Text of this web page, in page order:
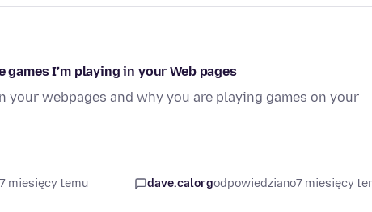
I’m playing in your Web pages
webpages and why you are playing games on your
miesięcy temu dave.calorgodpowiedziano7 miesięcy